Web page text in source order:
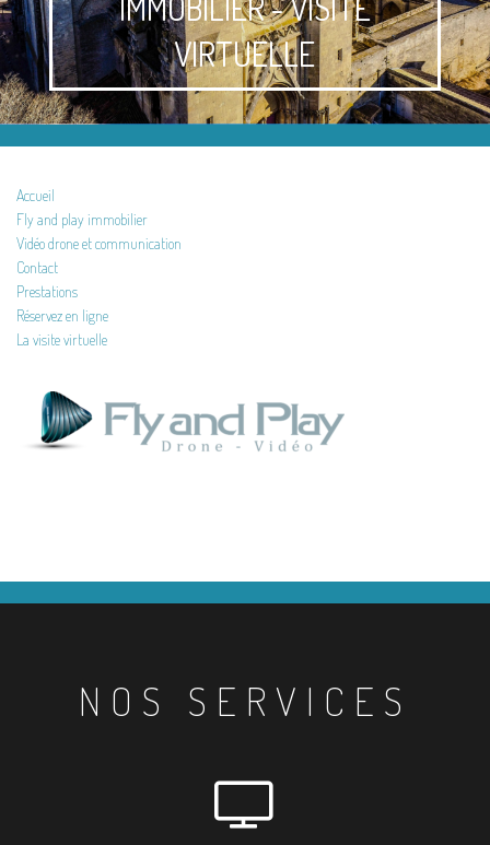
VIRTUELLE
Accueil
Fly and play immobilier
Vidéo drone et communication
Contact
Prestations
Réservez en ligne
La visite virtuelle
NOS SERVICES